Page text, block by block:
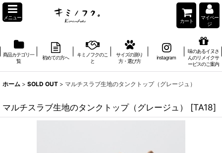
メニュー
カート
マイペー
ジ
商品カテゴリ一
覧
初めての方へ
キミノフクのこ
と
サイズの測り
方・選び方
instagram
味のあるイヌさ
んのリメイクサ
ービスのご案内
ホーム > SOLD OUT > マルチスラブ生地のタンクトップ（グレージュ）
マルチスラブ生地のタンクトップ（グレージュ） [TA18]